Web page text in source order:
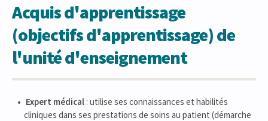
Acquis d'apprentissage
(objectifs d'apprentissage) de
l'unité d'enseignement
Expert médical : utilise ses connaissances et habilités
cliniques dans ses prestations de soins au patient (démarche